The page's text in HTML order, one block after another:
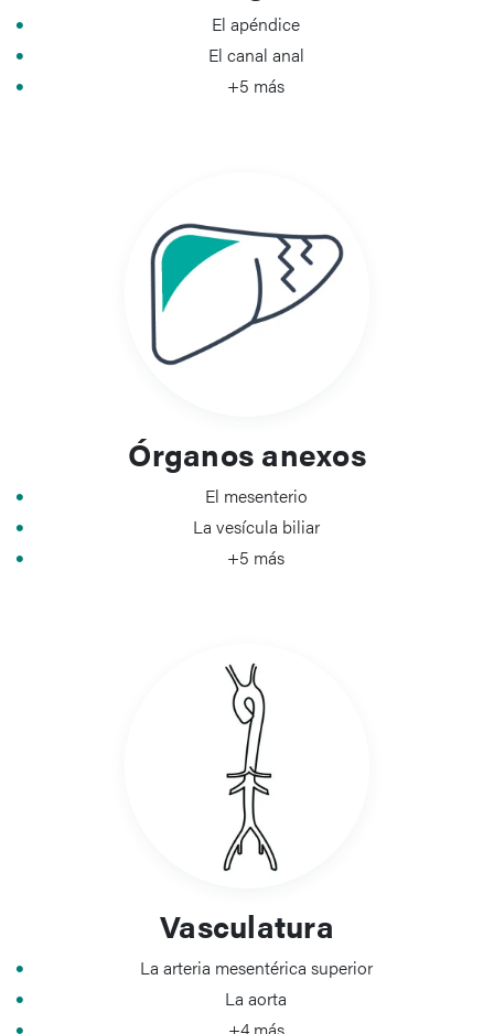
El apéndice
El canal anal
+5 más
Órganos anexos
El mesenterio
La vesícula biliar
+5 más
Vasculatura
La arteria mesentérica superior
La aorta